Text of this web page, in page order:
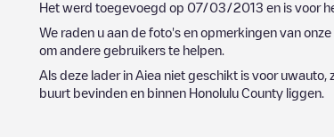
Het werd toegevoegd op 07/03/2013 en is voor
We raden u aan de foto's en opmerkingen van
om andere gebruikers te helpen.
Als deze lader in Aiea niet geschikt is voor uwauto,
buurt bevinden en binnen Honolulu County liggen.